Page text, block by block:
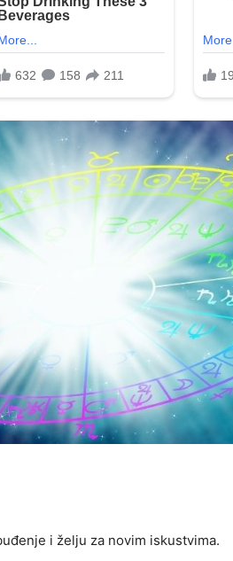
i želju za novim iskustvima.